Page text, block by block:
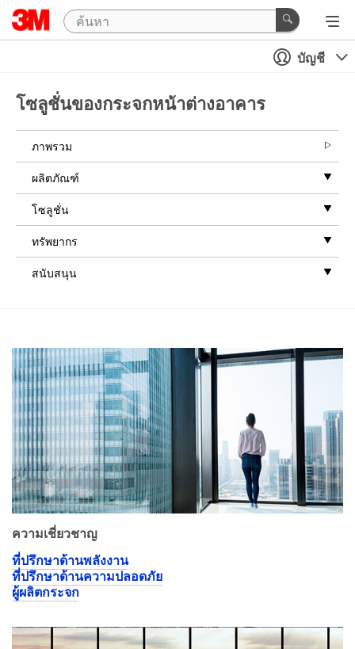
บัญชี
โซลูชั่นของกระจกหน้าต่างอาคาร
ภาพรวม
ผลิตภัณฑ์
โซลูชั่น
ทรัพยากร
สนับสนุน
ความเชี่ยวชาญ
ที่ปรึกษาด้านพลังงาน
ที่ปรึกษาด้านความปลอดภัย
ผู้ผลิตกระจก